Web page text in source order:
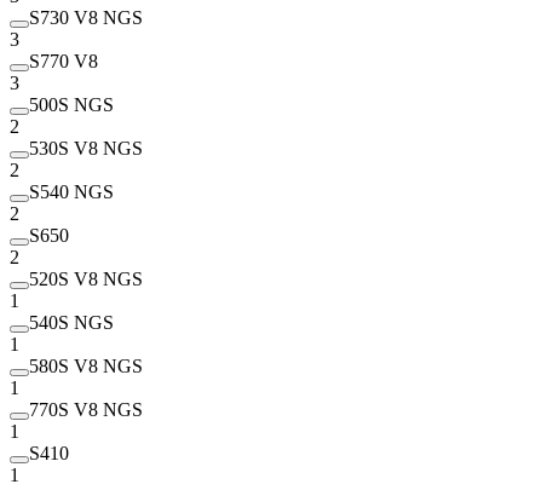
S730 V8 NGS
3
S770 V8
3
500S NGS
2
530S V8 NGS
2
S540 NGS
2
S650
2
520S V8 NGS
1
540S NGS
1
580S V8 NGS
1
770S V8 NGS
1
S410
1